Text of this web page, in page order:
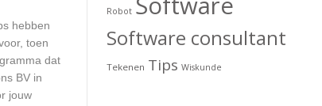
hebben
toen
dat
BV in
jouw
Robot
Software consultant
Tekenen Tips Wiskunde